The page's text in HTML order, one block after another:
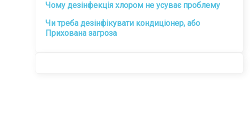
Чому дезінфекція хлором не усуває проблему
Чи треба дезінфікувати кондиціонер, або
Прихована загроза